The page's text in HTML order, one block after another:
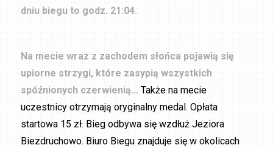
dniu biegu to godz. 21:04.
Na mecie wraz z zachodem słońca pojawią się
upiorne strzygi, które zasypią wszystkich
spóźnionych czerwienią… Także na mecie
uczestnicy otrzymają oryginalny medal. Opłata
startowa 15 zł. Bieg odbywa się wzdłuż Jeziora
Biezdruchowo. Biuro Biegu znajduje się w okolicach